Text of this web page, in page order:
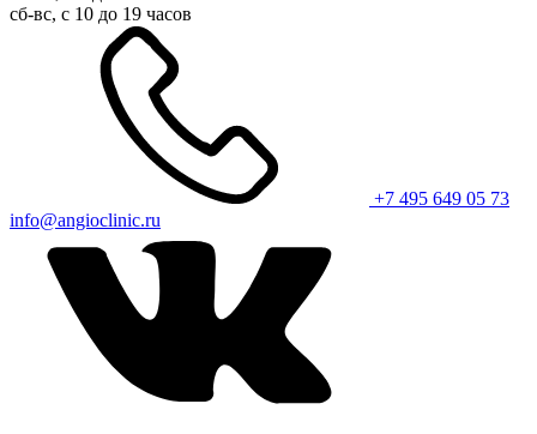
сб-вс, с 10 до 19 часов
+7 495 649 05 73
info@angioclinic.ru